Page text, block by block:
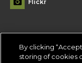
Flickr
Plan du site
By clicking
storing of cookies